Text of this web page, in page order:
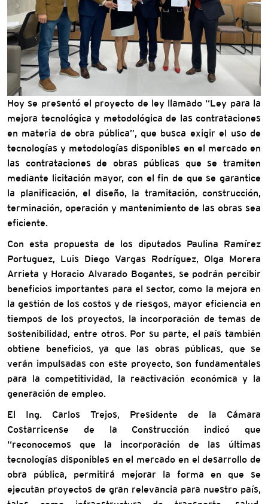
Hoy se presentó el proyecto de ley llamado “Ley para la
mejora tecnológica y metodológica de las contrataciones
en materia de obra pública”, que busca exigir el uso de
tecnologías y metodologías disponibles en el mercado en
las contrataciones de obras públicas que se tramiten
mediante licitación mayor, con el fin de que se garantice
la planificación, el diseño, la tramitación, construcción,
terminación, operación y mantenimiento de las obras sea
eficiente.
Con esta propuesta de los diputados Paulina Ramírez
Portuguez, Luis Diego Vargas Rodríguez, Olga Morera
Arrieta y Horacio Alvarado Bogantes, se podrán percibir
beneficios importantes para el sector, como la mejora en
la gestión de los costos y de riesgos, mayor eficiencia en
tiempos de los proyectos, la incorporación de temas de
sostenibilidad, entre otros. Por su parte, el país también
obtiene beneficios, ya que las obras públicas, que se
verán impulsadas con este proyecto, son fundamentales
para la competitividad, la reactivación económica y la
generación de empleo.
El Ing. Carlos Trejos, Presidente de la Cámara
Costarricense de la Construcción indicó que
“reconocemos que la incorporación de las últimas
tecnologías disponibles en el mercado en el desarrollo de
obra pública, permitirá mejorar la forma en que se
ejecutan proyectos de gran relevancia para nuestro país,